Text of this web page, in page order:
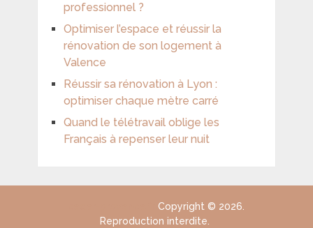
professionnel ?
Optimiser l’espace et réussir la
rénovation de son logement à
Valence
Réussir sa rénovation à Lyon :
optimiser chaque mètre carré
Quand le télétravail oblige les
Français à repenser leur nuit
Copyright © 2026.
Reproduction interdite.